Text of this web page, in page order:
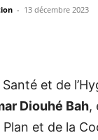
- 13 décembre 2023
et de
Diouhé Bah,
et de la